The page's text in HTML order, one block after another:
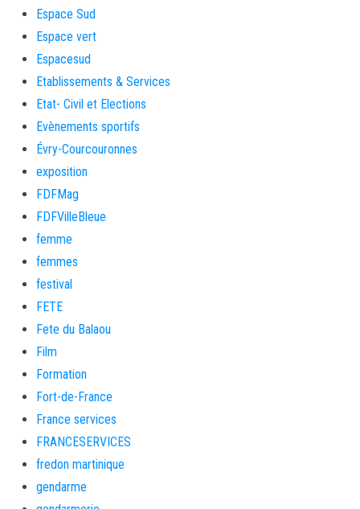
Espace Sud
Espace vert
Espacesud
Etablissements & Services
Etat- Civil et Elections
Evènements sportifs
Évry-Courcouronnes
exposition
FDFMag
FDFVilleBleue
femme
femmes
festival
FETE
Fete du Balaou
Film
Formation
Fort-de-France
France services
FRANCESERVICES
fredon martinique
gendarme